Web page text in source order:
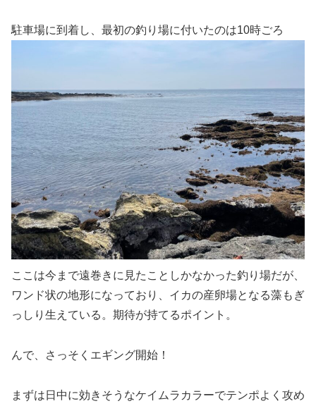
駐車場に到着し、最初の釣り場に付いたのは10時ごろ
ここは今まで遠巻きに見たことしかなかった釣り場だが、
ワンド状の地形になっており、イカの産卵場となる藻もぎ
っしり生えている。期待が持てるポイント。
んで、さっそくエギング開始！
まずは日中に効きそうなケイムラカラーでテンポよく攻め